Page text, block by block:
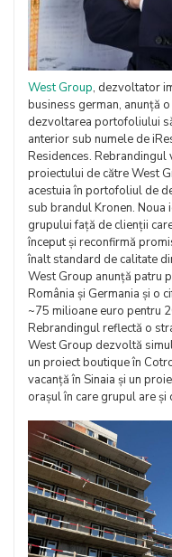
West Group, dezvoltator
business german, anunță
dezvoltarea portofoliului
anterior sub numele de
Residences. Rebrandingul
proiectului de către West
acestuia în portofoliul de
sub brandul Kronen. Noua
grupului față de clienții
început și reconfirmă
înalt standard de calitate
West Group anunță patru
România și Germania și o
~75 milioane euro pentru
Rebrandingul reflectă o
West Group dezvoltă
un proiect boutique în
vacanță în Sinaia și un
orașul în care grupul are și